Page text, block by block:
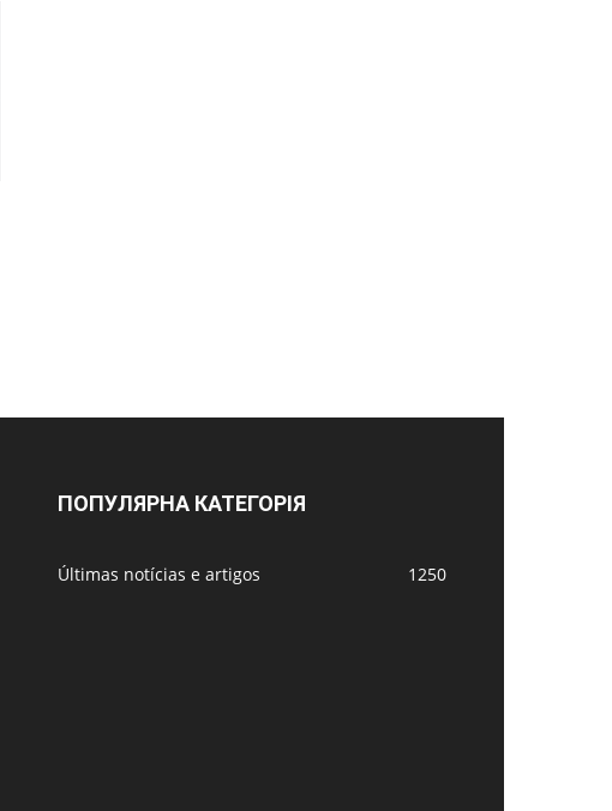
ПОПУЛЯРНА КАТЕГОРІЯ
Últimas notícias e artigos 1250